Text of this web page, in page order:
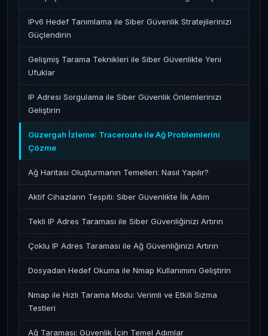
IPv6 Hedef Tanımlama ile Siber Güvenlik Stratejilerinizi
Güçlendirin
Gelişmiş Tarama Teknikleri ile Siber Güvenlikte Yeni
Ufuklar
IP Adresi Sorgulama ile Siber Güvenlik Önlemlerinizi
Geliştirin
Güzergah İzleme: Traceroute ile Ağ Problemlerini
Çözme
Ağ Haritası Oluşturmanın Temelleri: Nasıl Yapılır?
Aktif Cihazların Tespiti: Siber Güvenlikte İlk Adım
Tekli IP Adres Taraması ile Siber Güvenliğinizi Artırın
Çoklu IP Adres Taraması ile Ağ Güvenliğinizi Artırın
Dosyadan Hedef Okuma ile Nmap Kullanımını Geliştirin
Nmap ile Hızlı Tarama Modu: Verimli ve Etkili Sızma
Testleri
Ağ Taraması: Güvenlik İçin Temel Adımlar